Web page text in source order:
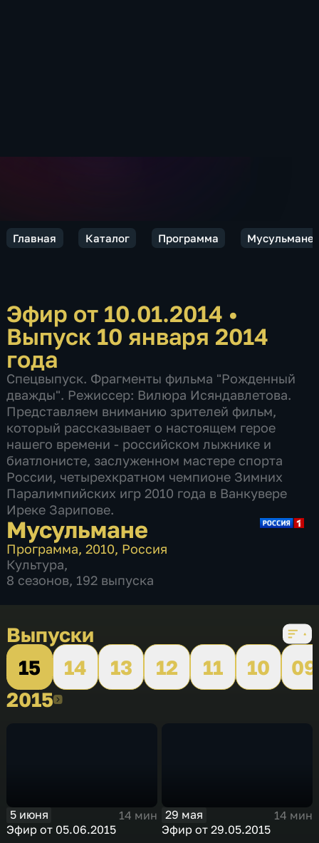
Главная Каталог Программа Мусульмане
Эфир от 10.01.2014 •
Выпуск 10 января 2014
года
Спецвыпуск. Фрагменты фильма "Рожденный
дважды". Режиссер: Вилюра Исяндавлетова.
Представляем вниманию зрителей фильм,
который рассказывает о настоящем герое
нашего времени - российском лыжнике и
биатлонисте, заслуженном мастере спорта
России, четырехкратном чемпионе Зимних
Паралимпийских игр 2010 года в Ванкувере
Иреке Зарипове.
Мусульмане
Программа,2010, Россия
Культура,
8 сезонов, 192 выпуска
Выпуски
15
14 13 12 11 10
09
20152015
5 июня
14 мин
Эфир от 05.06.2015
29 мая
14 мин
Эфир от 29.05.2015